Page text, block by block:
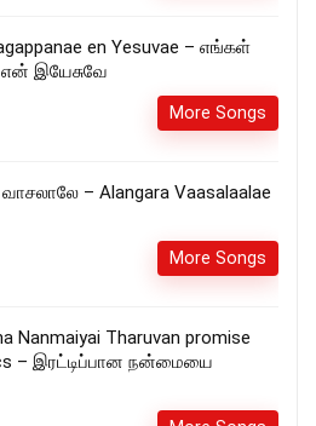
en Yesuvae – எங்கள்
இயேசுவே
More Songs
– Alangara Vaasalaalae
More Songs
Nanmaiyai Tharuvan promise
– இரட்டிப்பான நன்மையை